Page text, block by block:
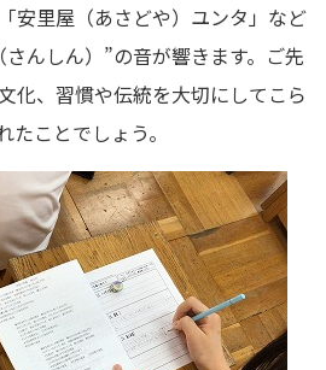
安里屋（あさどや）ユンタ」など
んしん）”の音が響きます。ご先
化、習慣や伝統を大切にしてこら
たことでしょう。